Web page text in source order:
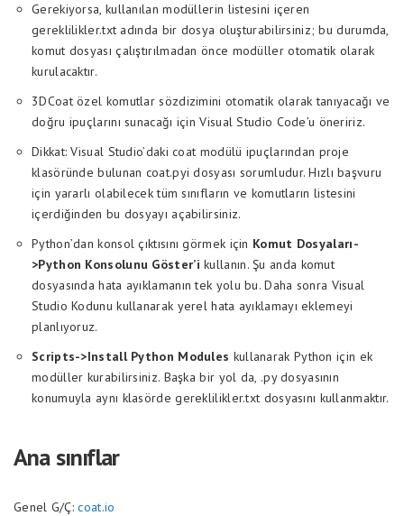
Gerekiyorsa, kullanılan modüllerin listesini içeren
gereklilikler.txt adında bir dosya oluşturabilirsiniz; bu durumda,
komut dosyası çalıştırılmadan önce modüller otomatik olarak
kurulacaktır.
3DCoat özel komutlar sözdizimini otomatik olarak tanıyacağı ve
doğru ipuçlarını sunacağı için Visual Studio Code’u öneririz.
Dikkat: Visual Studio’daki coat modülü ipuçlarından proje
klasöründe bulunan coat.pyi dosyası sorumludur. Hızlı başvuru
için yararlı olabilecek tüm sınıfların ve komutların listesini
içerdiğinden bu dosyayı açabilirsiniz.
Python’dan konsol çıktısını görmek için Komut Dosyaları-
>Python Konsolunu Göster’i kullanın. Şu anda komut
dosyasında hata ayıklamanın tek yolu bu. Daha sonra Visual
Studio Kodunu kullanarak yerel hata ayıklamayı eklemeyi
planlıyoruz.
Scripts->Install Python Modules kullanarak Python için ek
modüller kurabilirsiniz. Başka bir yol da, .py dosyasının
konumuyla aynı klasörde gereklilikler.txt dosyasını kullanmaktır.
Ana sınıflar
Genel G/Ç:coat.io